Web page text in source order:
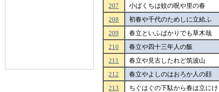
207
小ばくちは蚊の呪や里の春
208
初春や千代のためしに立給ふ
209
春立といふばかりでも草木哉
210
春立や四十三年人の飯
211
春立や見古したれど筑波山
212
春立やよしのはおろか人の顔
213
ちぐはぐの下駄から春は立に